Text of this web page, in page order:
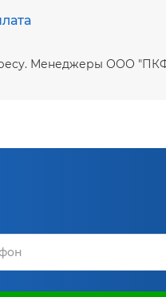
Менеджеры ООО